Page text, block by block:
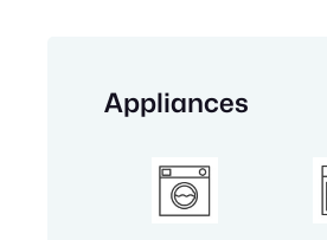
Appliances